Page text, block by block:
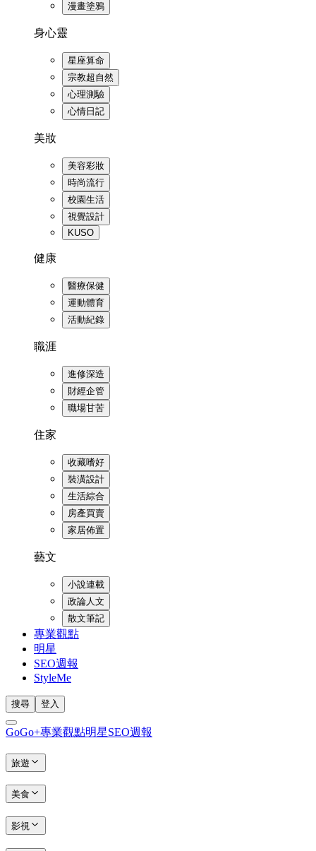
漫畫塗鴉
身心靈
星座算命
宗教超自然
心理測驗
心情日記
美妝
美容彩妝
時尚流行
校園生活
視覺設計
KUSO
健康
醫療保健
運動體育
活動紀錄
職涯
進修深造
財經企管
職場甘苦
住家
收藏嗜好
裝潢設計
生活綜合
房產買賣
家居佈置
藝文
小說連載
政論人文
散文筆記
專業觀點
明星
SEO週報
StyleMe
搜尋 登入
GoGo+專業觀點明星SEO週報
旅遊
美食
影視